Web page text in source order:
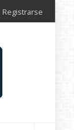
Registrarse